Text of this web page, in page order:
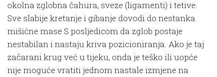
okolna zglobna čahura, sveze (ligamenti) i tetive.
Sve slabije kretanje i gibanje dovodi do nestanka
mišićne mase S posljedicom da zglob postaje
nestabilan i nastaju kriva pozicioniranja. Ako je taj
začarani krug već u tijeku, onda je teško ili uopće
nije moguće vratiti jednom nastale izmjene na